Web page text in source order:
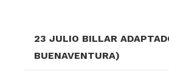
23 JULIO BILLAR
BUENAVENTURA)